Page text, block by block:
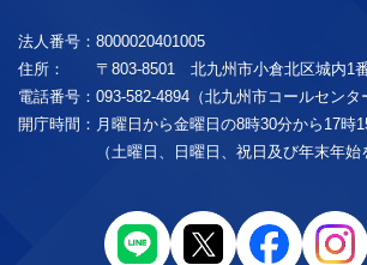
法人番号： 8000020401005
住所：
〒803-8501 北九州市小倉北区城内1
電話番号： 093-582-4894（北九州市コールセンタ
開庁時間： 月曜日から金曜日の8時30分から17時
（土曜日、日曜日、祝日及び年末年始